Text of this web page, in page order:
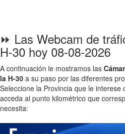
⏩ Las Webcam de
H-30 hoy 08-08-2026
A continuación le mostramos las
la H-30 a su paso por las diferentes
Seleccione la Provincia que le
acceda al punto kilométrico que
necesita: